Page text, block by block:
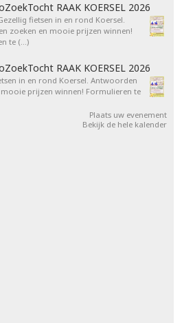
RAAK KOERSEL 2026
fietsen in en rond Koersel.
zoeken en mooie prijzen winnen!
te (…)
RAAK KOERSEL 2026
in en rond Koersel. Antwoorden
mooie prijzen winnen! Formulieren te
Plaats uw evenement
Bekijk de hele kalender